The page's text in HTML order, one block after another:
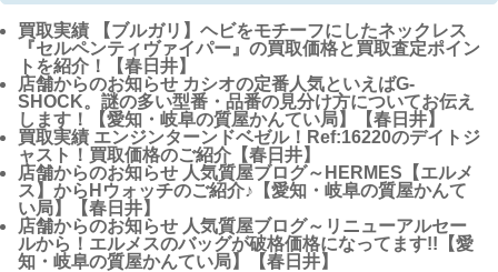
買取実績 【ブルガリ】ヘビをモチーフにしたネックレス
『セルペンティヴァイパー』の買取価格と買取査定ポイン
トを紹介！【春日井】
店舗からのお知らせ カシオの定番人気といえばG-
SHOCK。謎の多い型番・品番の見分け方についてお伝え
します！【愛知・岐阜の質屋かんてい局】【春日井】
買取実績 エンジンターンドベゼル！Ref:16220のデイトジ
ャスト！買取価格のご紹介【春日井】
店舗からのお知らせ 人気質屋ブログ～HERMES【エルメ
ス】からHウォッチのご紹介♪【愛知・岐阜の質屋かんて
い局】【春日井】
店舗からのお知らせ 人気質屋ブログ～リニューアルセー
ルから！エルメスのバッグが破格価格になってます!!【愛
知・岐阜の質屋かんてい局】【春日井】